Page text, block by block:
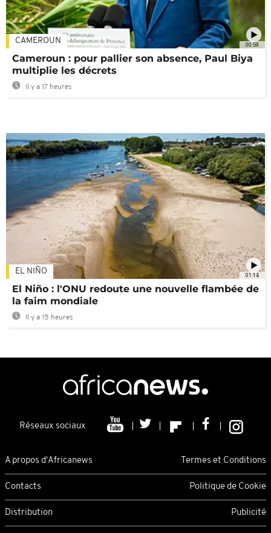
00:59
CAMEROUN
Cameroun : pour pallier son absence, Paul Biya
multiplie les décrets
Il y a 17 heures
01:14
EL NIÑO
El Niño : l'ONU redoute une nouvelle flambée de
la faim mondiale
Il y a 15 heures
Réseaux sociaux
A propos d'Africanews Termes et Conditions
Contacts Politique de Cookie
Distribution Publicité